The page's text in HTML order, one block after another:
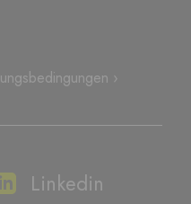
›
Linkedin